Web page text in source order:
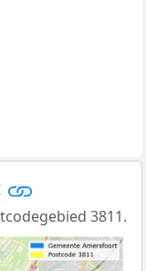
3811.